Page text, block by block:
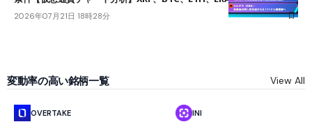
2026年07月21日 18時28分
変動率の高い銘柄一覧 View All
OVERTAKE INI